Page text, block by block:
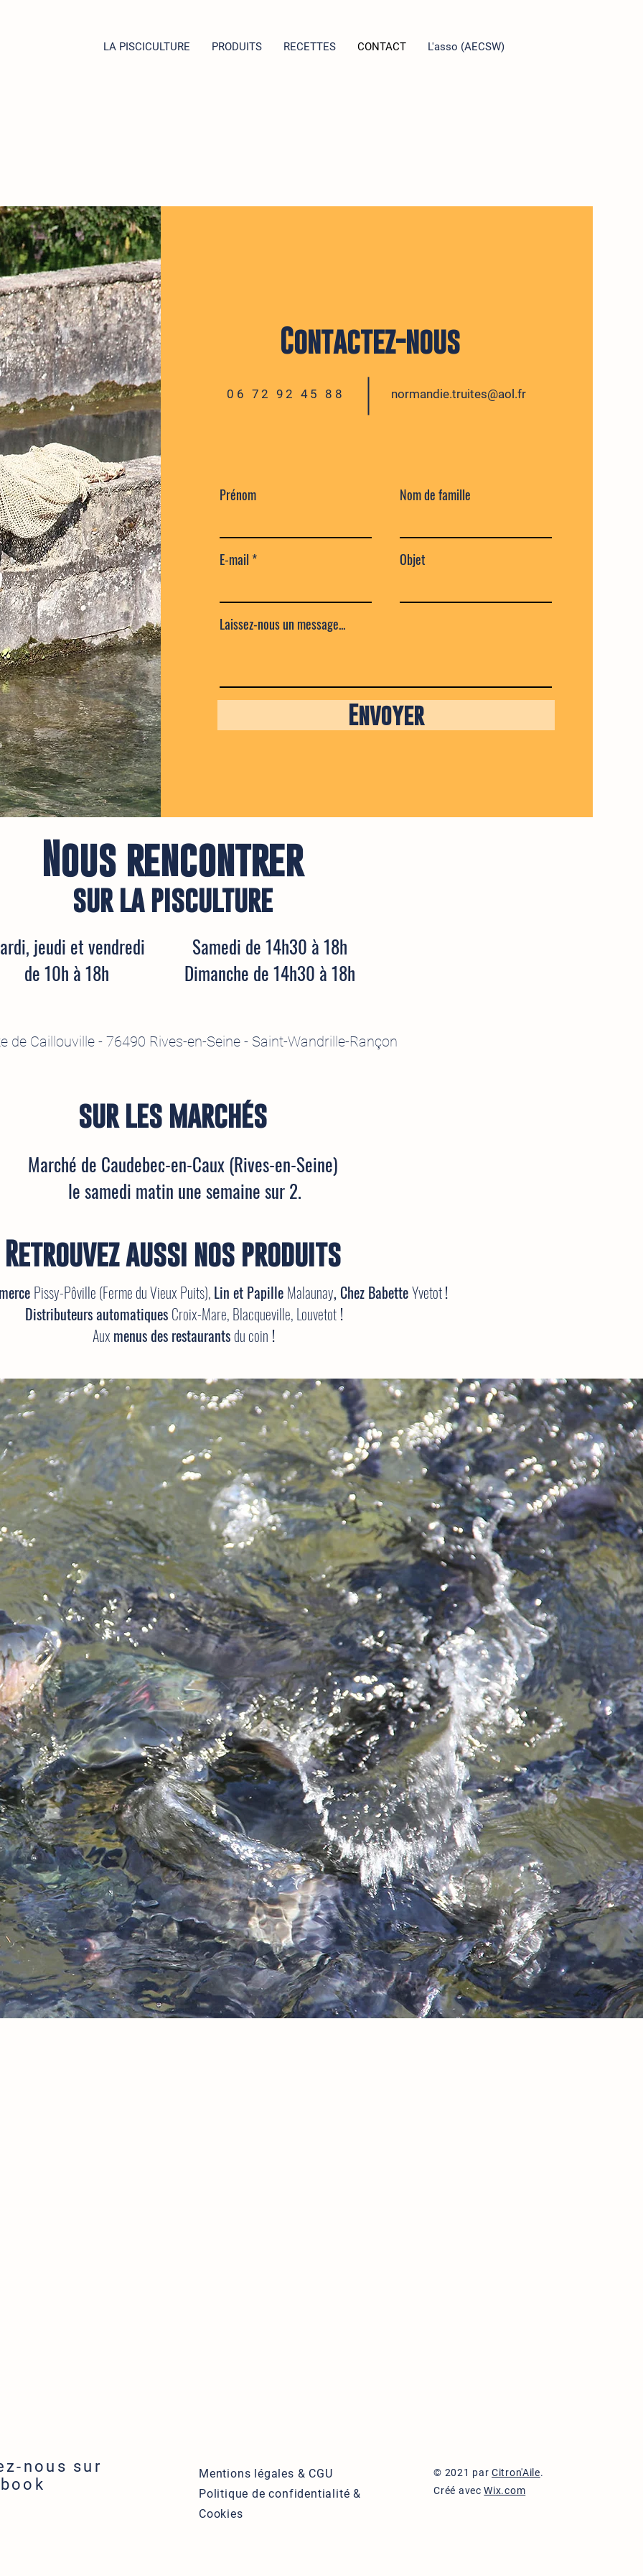
LA PISCICULTURE PRODUITS RECETTES CONTACT L'asso (AECSW)
Contactez-nous
06 72 92 45 88 normandie.truites@aol.fr
Prénom Nom de famille
E-mail Objet
Laissez-nous un message...
Envoyer
Nous rencontrer
sur la pisculture
jeudi et vendredi
de 10h à 18h
Samedi de 14h30 à 18h
Dimanche de 14h30 à 18h
de Caillouville - 76490 Rives-en-Seine - Saint-Wandrille-Rançon
sur les marchés
Marché de Caudebec-en-Caux (Rives-en-Seine)
le samedi matin une semaine sur 2.
Retrouvez aussi nos produits
Pissy-Pôville (Ferme du Vieux Puits), Lin et Papille Malaunay, Chez BabetteYvetot!
Distributeurs automatiques Croix-Mare, Blacqueville, Louvetot!
Aux menus des restaurants du coin !
nous sur
Mentions légales & CGU
Politique de confidentialité &
Cookies
© 2021 parCitron'Aile.
Créé avecWix.com